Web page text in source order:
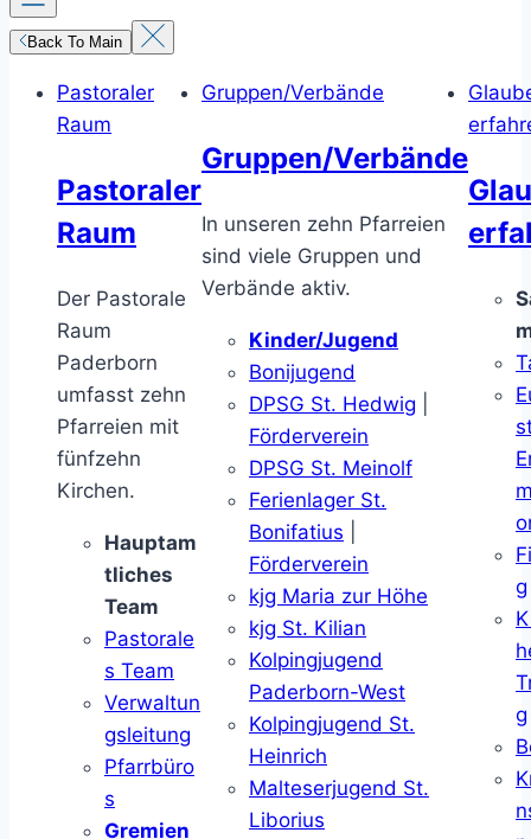
Back To Main
Pastoraler
Raum
Pastoraler
Raum
Der Pastorale
Raum
Paderborn
umfasst zehn
Pfarreien mit
fünfzehn
Kirchen.
Hauptam
tliches
Team
Pastorale
s Team
Verwaltun
gsleitung
Pfarrbüro
s
Gremien
Gruppen/Verbände
Gruppen/Verbände
In unseren zehn Pfarreien
sind viele Gruppen und
Verbände aktiv.
Kinder/Jugend
Bonijugend
DPSG St. Hedwig
Förderverein
DPSG St. Meinolf
Ferienlager St.
Bonifatius
Förderverein
kjg Maria zur Höhe
kjg St. Kilian
Kolpingjugend
Paderborn-West
Kolpingjugend St.
Heinrich
Malteserjugend St.
Liborius
g
g